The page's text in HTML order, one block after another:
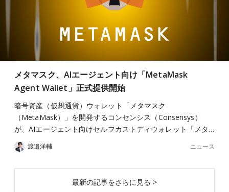
メタマスク、AIエージェント向け「MetaMask
Agent Wallet」正式提供開始
暗号資産（仮想通貨）ウォレット「メタマスク
（MetaMask）」を開発するコンセンシス（Consensys）
が、AIエージェント向けセルフカストディウォレット「メタ…
渡邉洋輔 ニュース
最新の記事をさらに見る >